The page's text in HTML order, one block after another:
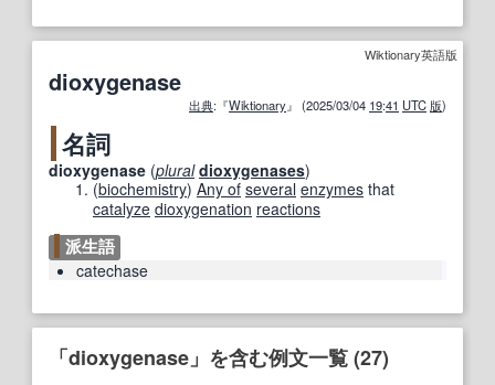
Wiktionary英語版
dioxygenase
出典:『Wiktionary』 (2025/03/04 19:41 UTC 版)
名詞
dioxygenase (plural dioxygenases)
(biochemistry) Any of several enzymes that
catalyze dioxygenation reactions
派生語
catechase
「dioxygenase」を含む例文一覧 (27)